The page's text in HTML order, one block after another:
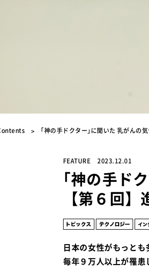
｢神の手ドクター｣に聞いた 乳がんの
FEATURE 2023.12.01
｢神の手ド
【第６回
日本の女性がもっと
毎年９万人以上が罹